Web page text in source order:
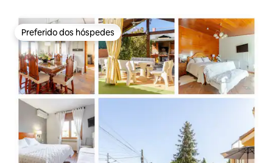
Preferido dos hóspedes
Preferido dos hóspedes